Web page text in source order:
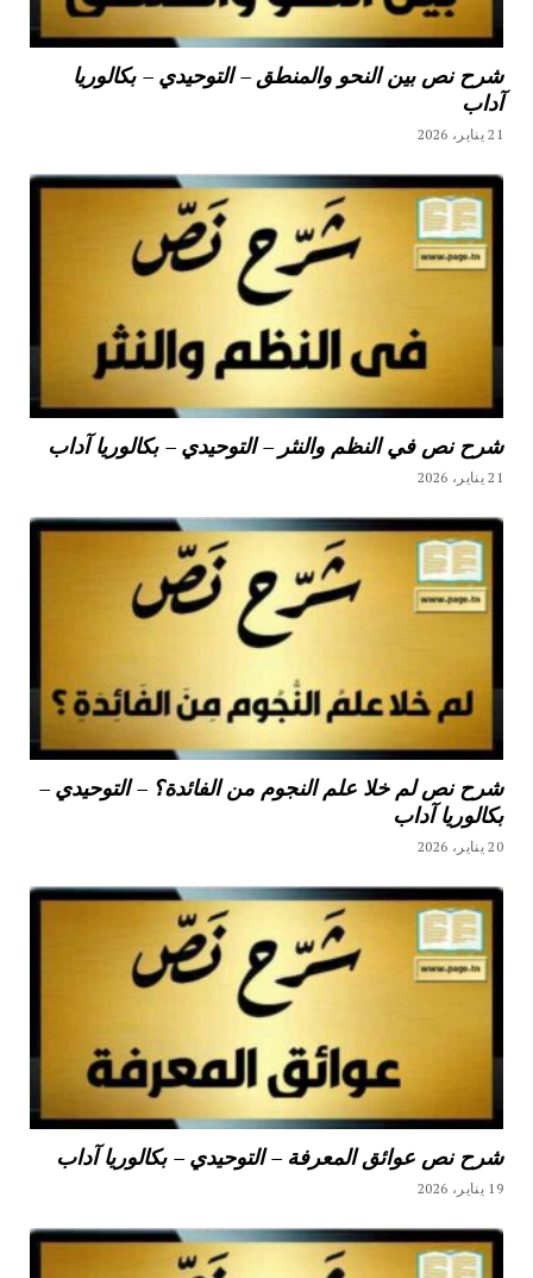
شرح نص بين النحو والمنطق – التوحيدي – بكالوريا
آداب
21 يناير، 2026
شرح نص في النظم والنثر – التوحيدي – بكالوريا آداب
21 يناير، 2026
شرح نص لم خلا علم النجوم من الفائدة؟ – التوحيدي –
بكالوريا آداب
20 يناير، 2026
شرح نص عوائق المعرفة – التوحيدي – بكالوريا آداب
19 يناير، 2026